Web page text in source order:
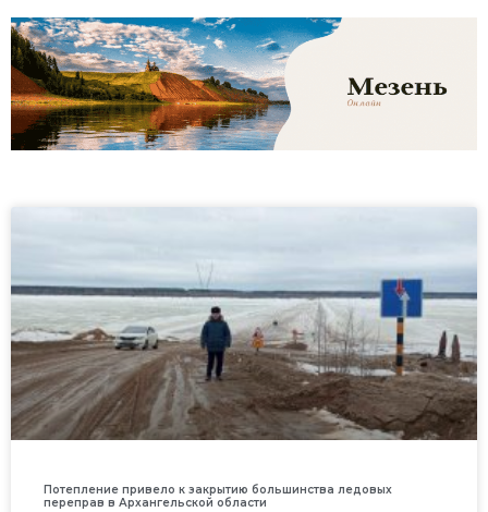
Потепление привело к закрытию большинства ледовых
переправ в Архангельской области